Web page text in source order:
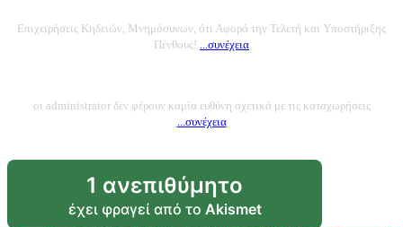
Επιχειρήσεις Κηδειών, Μνημόσυνων, ότι Αφορά την Τελετή και Υποστήριξης
Πένθους!
συνέχεια
οι administrator δεν φέρουν καμία ευθύνη σχετικά με τις καταχωρήσεις
συνέχεια
1 ανεπιθύμητο
έχει φραγεί από το Akismet